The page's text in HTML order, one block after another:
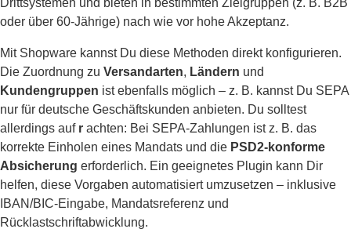
Drittsystemen und bieten in bestimmten Zielgruppen (z. B. B2B
oder über 60-Jährige) nach wie vor hohe Akzeptanz.
Mit Shopware kannst Du diese Methoden direkt konfigurieren.
Die Zuordnung zu Versandarten, Ländern und
Kundengruppen ist ebenfalls möglich – z. B. kannst Du SEPA
nur für deutsche Geschäftskunden anbieten. Du solltest
allerdings auf r achten: Bei SEPA-Zahlungen ist z. B. das
korrekte Einholen eines Mandats und die PSD2-konforme
Absicherung erforderlich. Ein geeignetes Plugin kann Dir
helfen, diese Vorgaben automatisiert umzusetzen – inklusive
IBAN/BIC-Eingabe, Mandatsreferenz und
Rücklastschriftabwicklung.